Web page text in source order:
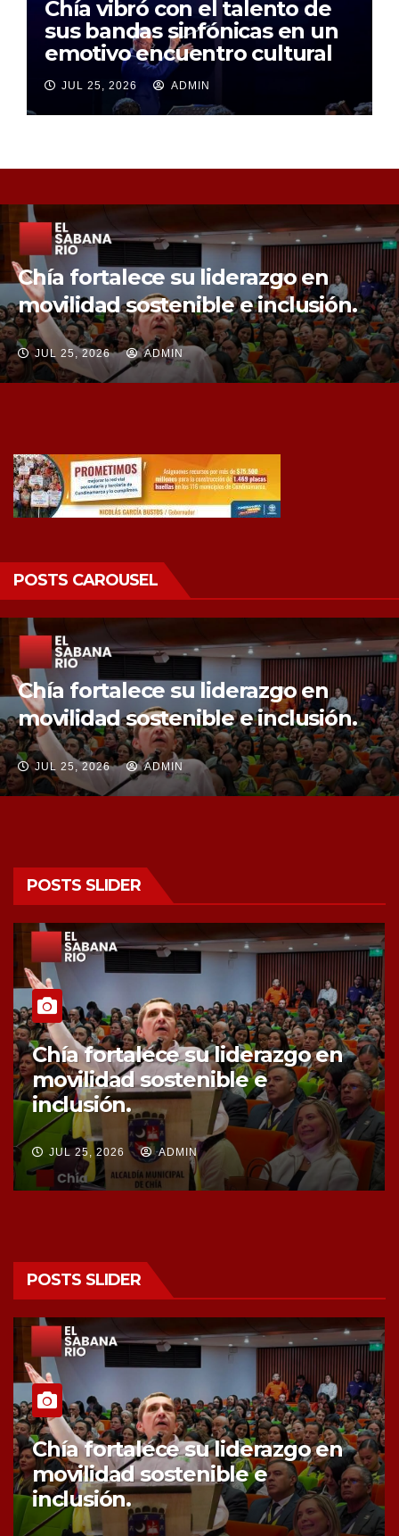
Chía vibró con el talento de
sus bandas sinfónicas en un
emotivo encuentro cultural
JUL 25, 2026 ADMIN
Chía fortalece la protección de sus
fuentes hídricas con la compra de
tres nuevos predios
JUL 25, 2026 ADMIN
POSTS CAROUSEL
Chía fortalece la protección de sus
fuentes hídricas con la compra de
tres nuevos predios
JUL 25, 2026 ADMIN
POSTS SLIDER
Chía fortalece la protección de
sus fuentes hídricas con la
compra de tres nuevos predios
JUL 25, 2026 ADMIN
POSTS SLIDER
Chía fortalece la protección de
sus fuentes hídricas con la
compra de tres nuevos predios